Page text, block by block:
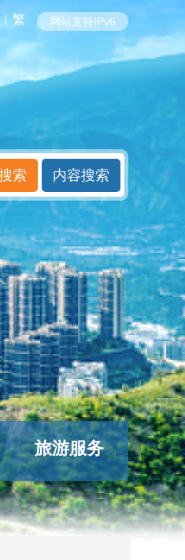
| 繁 网站支持IPv6
旅游服务